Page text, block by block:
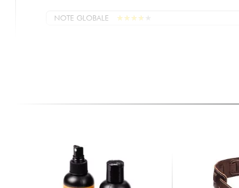
NOTE GLOBALE ★ ★ ★ ★
★ ★ ★ ★